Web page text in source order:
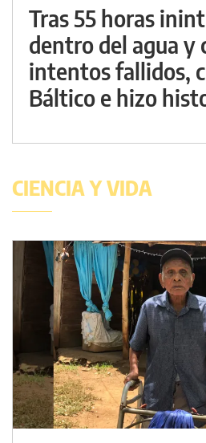
Tras 55 horas
dentro del agua y
intentos fallidos,
Báltico e hizo
CIENCIA Y VIDA